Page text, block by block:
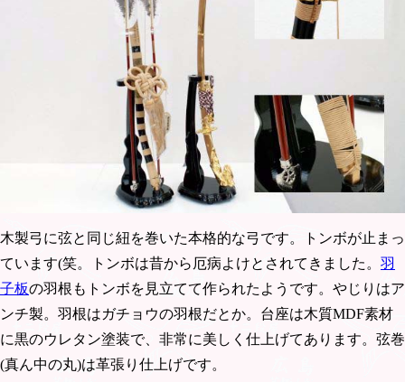
木製弓に弦と同じ紐を巻いた本格的な弓です。トンボが止まっ
ています(笑。トンボは昔から厄病よけとされてきました。 羽
子板の羽根もトンボを見立てて作られたようです。やじりはア
ンチ製。羽根はガチョウの羽根だとか。台座は木質MDF素材
に黒のウレタン塗装で、非常に美しく仕上げてあります。弦巻
(真ん中の丸)は革張り仕上げです。